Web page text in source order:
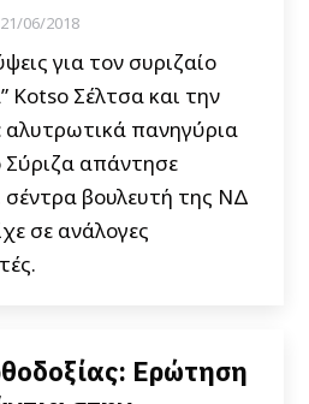
21/06/2018
για τον συριζαίο
Kotso Σέλτσα και την
πανηγύρια
απάντησε
βουλευτή της ΝΔ
σε ανάλογες
Ερώτηση